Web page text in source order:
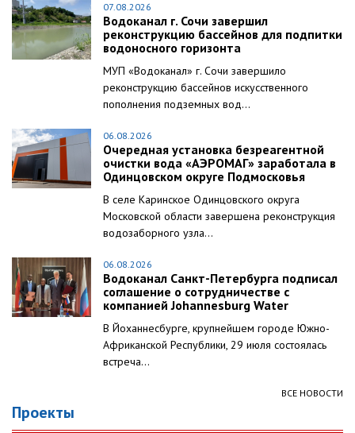
07.08.2026
Водоканал г. Сочи завершил
реконструкцию бассейнов для подпитки
водоносного горизонта
МУП «Водоканал» г. Сочи завершило
реконструкцию бассейнов искусственного
пополнения подземных вод...
06.08.2026
Очередная установка безреагентной
очистки вода «АЭРОМАГ» заработала в
Одинцовском округе Подмосковья
В селе Каринское Одинцовского округа
Московской области завершена реконструкция
водозаборного узла...
06.08.2026
Водоканал Санкт-Петербурга подписал
соглашение о сотрудничестве с
компанией Johannesburg Water
В Йоханнесбурге, крупнейшем городе Южно-
Африканской Республики, 29 июля состоялась
встреча...
ВСЕ НОВОСТИ
Проекты